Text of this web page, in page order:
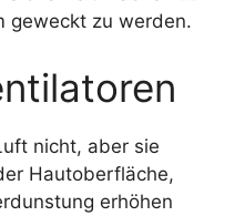
geweckt zu werden.
nicht, aber sie
Hautoberfläche,
erhöhen